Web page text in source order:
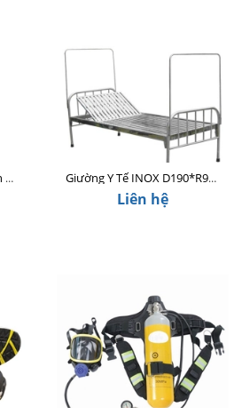
Mũ an toàn SSEDA IV Hàn Quốc có mặt phẳng màu trắng Giường Y Tế INOX D190*R90*C54 CM
Liên hệ